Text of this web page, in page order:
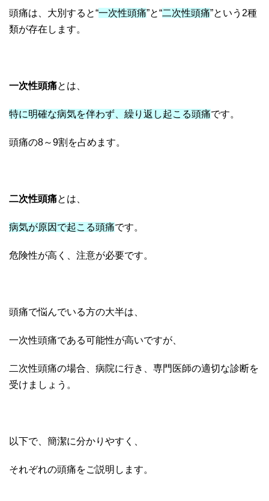
頭痛は、大別すると“一次性頭痛”と“二次性頭痛”という2種
類が存在します。
一次性頭痛とは、
特に明確な病気を伴わず、繰り返し起こる頭痛です。
頭痛の8～9割を占めます。
二次性頭痛とは、
病気が原因で起こる頭痛です。
危険性が高く、注意が必要です。
頭痛で悩んでいる方の大半は、
一次性頭痛である可能性が高いですが、
二次性頭痛の場合、病院に行き、専門医師の適切な診断を
受けましょう。
以下で、簡潔に分かりやすく、
それぞれの頭痛をご説明します。